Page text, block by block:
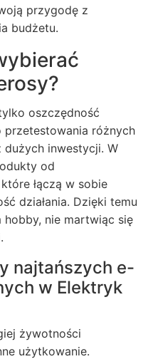
przygodę z
budżetu.
oszczędność
przetestowania różnych
inwestycji. W
od
łączą w sobie
działania. Dzięki temu
hobby, nie martwiąc się
najtańszych e-
w Elektryk
żywotności
użytkowanie.